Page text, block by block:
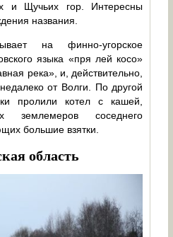
и Щучьих гор. Интересны
названия.
на финно-угорское
языка «пря лей косо»
река», и, действительно,
от Волги. По другой
пролили котел с кашей,
землемеров соседнего
большие взятки.
область